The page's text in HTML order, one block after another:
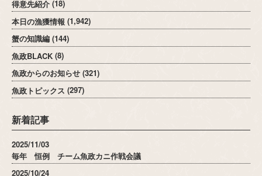
得意先紹介 (18)
本日の漁獲情報 (1,942)
蟹の知識編 (144)
魚政BLACK (8)
魚政からのお知らせ (321)
魚政トピックス (297)
新着記事
2025/11/03
毎年 恒例 チーム魚政カニ作戦会議
2025/10/24